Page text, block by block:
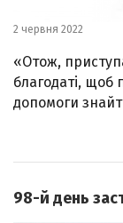
2 червня 2022
«Отож,
благодаті, щоб
допомоги
98-й день